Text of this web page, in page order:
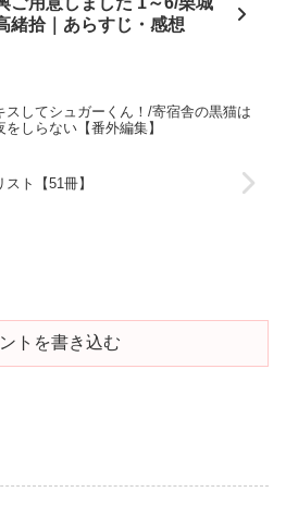
緒拾｜あらすじ・感想
スしてシュガーくん！/寄宿舎の黒猫は
をしらない【番外編集】
ト【51冊】
トを書き込む